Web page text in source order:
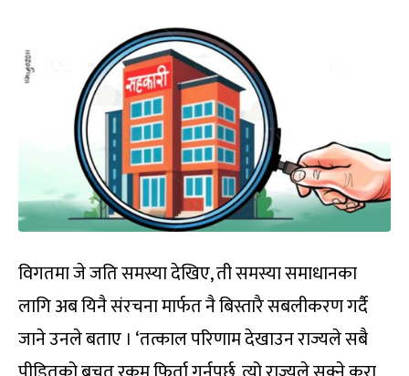
विगतमा जे जति समस्या देखिए, ती समस्या समाधानका
लागि अब यिनै संरचना मार्फत नै बिस्तारै सबलीकरण गर्दै
जाने उनले बताए । ‘तत्काल परिणाम देखाउन राज्यले सबै